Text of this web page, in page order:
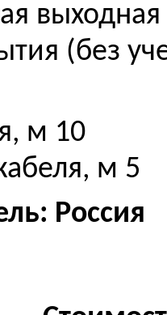
(без
м 10
м 5
Россия